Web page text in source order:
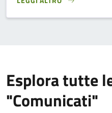
ADUNATA SEZIONALE ANA
Esplora tutte
"Comunicati"